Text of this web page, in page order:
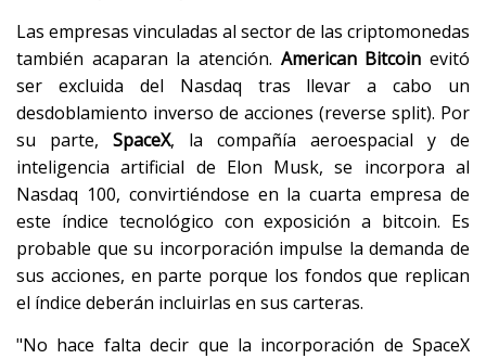
Las empresas vinculadas al sector de las criptomonedas
también acaparan la atención. American Bitcoin evitó
ser excluida del Nasdaq tras llevar a cabo un
desdoblamiento inverso de acciones (reverse split). Por
su parte, SpaceX, la compañía aeroespacial y de
inteligencia artificial de Elon Musk, se incorpora al
Nasdaq 100, convirtiéndose en la cuarta empresa de
este índice tecnológico con exposición a bitcoin. Es
probable que su incorporación impulse la demanda de
sus acciones, en parte porque los fondos que replican
el índice deberán incluirlas en sus carteras.
"No hace falta decir que la incorporación de SpaceX